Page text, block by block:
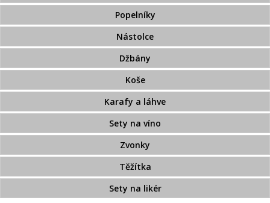
Popelníky
Nástolce
Džbány
Koše
Karafy a láhve
Sety na víno
Zvonky
Těžítka
Sety na likér